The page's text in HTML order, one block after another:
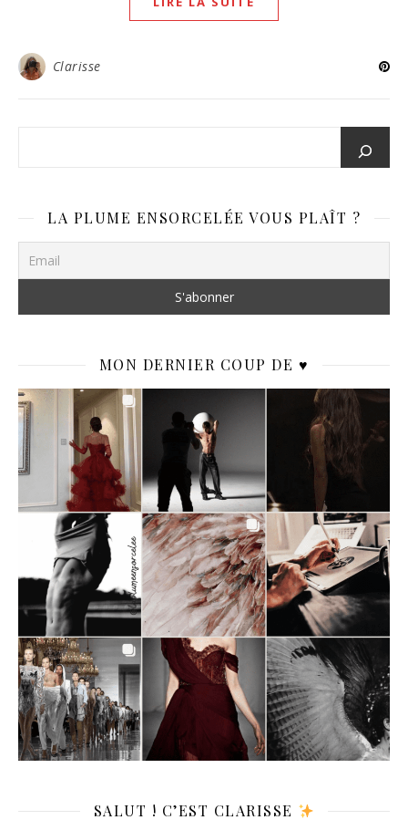
Clarisse
LA PLUME ENSORCELÉE VOUS PLAÎT ?
MON DERNIER COUP DE ♥️
SALUT ! C’EST CLARISSE